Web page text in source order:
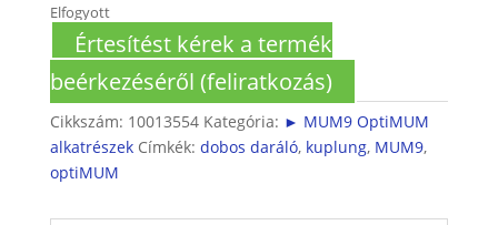
Elfogyott
Értesítést kérek a termék
beérkezéséről (feliratkozás)
Cikkszám: 10013554 Kategória: ► MUM9 OptiMUM
alkatrészek Címkék: dobos daráló, kuplung, MUM9,
optiMUM